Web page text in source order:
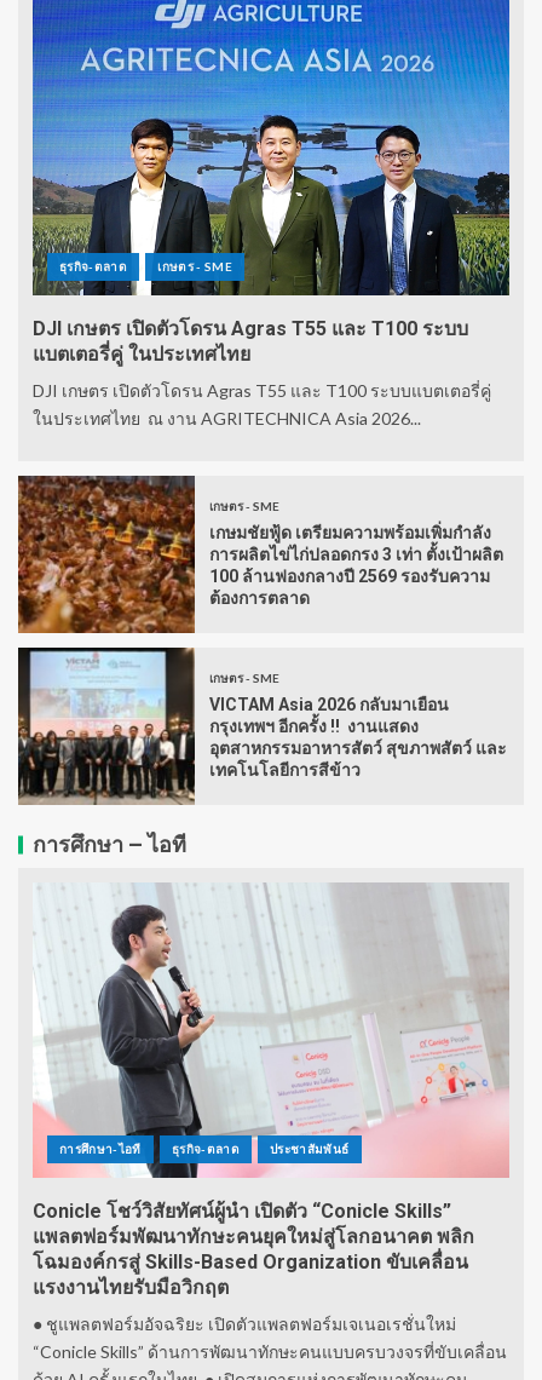
ธุรกิจ-ตลาด เกษตร - SME
DJI เกษตร เปิดตัวโดรน Agras T55 และ T100 ระบบ
แบตเตอรี่คู่ ในประเทศไทย
DJI เกษตร เปิดตัวโดรน Agras T55 และ T100 ระบบแบตเตอรี่คู่
ในประเทศไทย ณ งาน AGRITECHNICA Asia 2026...
เกษตร - SME
เกษมชัยฟู้ด เตรียมความพร้อมเพิ่มกำลัง
การผลิตไข่ไก่ปลอดกรง 3 เท่า ตั้งเป้าผลิต
100 ล้านฟองกลางปี 2569 รองรับความ
ต้องการตลาด
เกษตร - SME
VICTAM Asia 2026 กลับมาเยือน
กรุงเทพฯ อีกครั้ง !! งานแสดง
อุตสาหกรรมอาหารสัตว์ สุขภาพสัตว์ และ
เทคโนโลยีการสีข้าว
การศึกษา – ไอที
การศึกษา-ไอที ธุรกิจ-ตลาด ประชาสัมพันธ์
Conicle โชว์วิสัยทัศน์ผู้นำ เปิดตัว “Conicle Skills”
แพลตฟอร์มพัฒนาทักษะคนยุคใหม่สู่โลกอนาคต พลิก
โฉมองค์กรสู่ Skills-Based Organization ขับเคลื่อน
แรงงานไทยรับมือวิกฤต
● ชูแพลตฟอร์มอัจฉริยะ เปิดตัวแพลตฟอร์มเจเนอเรชั่นใหม่
“Conicle Skills” ด้านการพัฒนาทักษะคนแบบครบวงจรที่ขับเคลื่อน